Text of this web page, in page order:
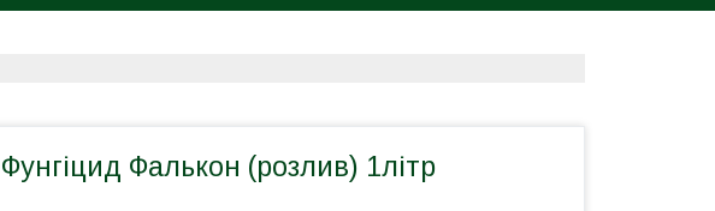
Фунгіцид Фалькон (розлив) 1літр